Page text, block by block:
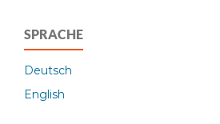
SPRACHE
Deutsch
English